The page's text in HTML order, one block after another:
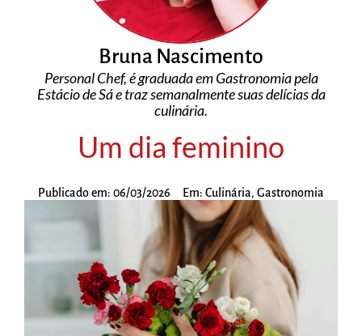
Bruna Nascimento
Personal Chef, é graduada em Gastronomia pela
Estácio de Sá e traz semanalmente suas delícias da
culinária.
Um dia feminino
Publicado em: 06/03/2026 Em: Culinária, Gastronomia